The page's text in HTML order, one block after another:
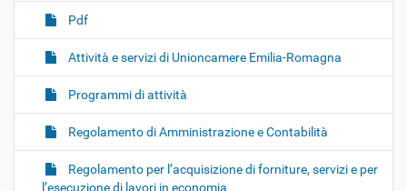
Pdf
Attività e servizi di Unioncamere Emilia-Romagna
Programmi di attività
Regolamento di Amministrazione e Contabilità
Regolamento per l’acquisizione di forniture, servizi e per
l’esecuzione di lavori in economia